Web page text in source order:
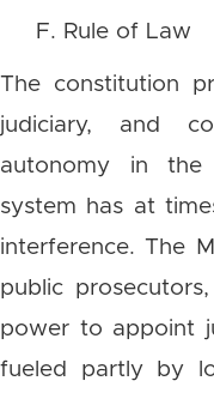
F. Rule of Law
The constitution
judiciary, and
autonomy in the
system has at
interference. The
public
power to appoint
fueled partly by